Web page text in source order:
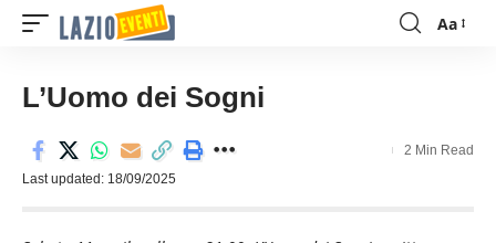
Font
Aa
L’Uomo dei Sogni
Last updated: 18/09/2025
2 Min Read